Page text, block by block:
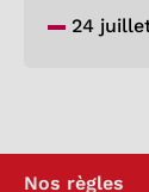
24
Nos règles